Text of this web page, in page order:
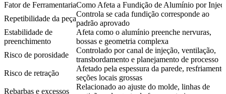
Fator de FerramentariaComo Afeta a Fundição de Alumínio por
Repetibilidade da peça
Controla se cada fundição corresponde ao
padrão aprovado
Estabilidade de
preenchimento
Afeta como o alumínio preenche nervuras,
bossas e geometria complexa
Risco de porosidade
Controlado por canal de injeção, ventilação,
transbordamento e planejamento de processo
Risco de retração
Afetado pela espessura da parede,
seções locais grossas
Rebarbas e excessos
Relacionado ao ajuste do molde, linhas de